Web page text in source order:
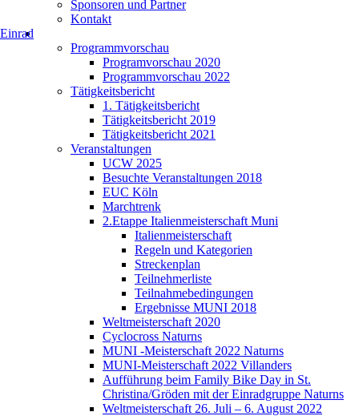
Sponsoren und Partner
Kontakt
Einrad
Programmvorschau
Programvorschau 2020
Programmvorschau 2022
Tätigkeitsbericht
1. Tätigkeitsbericht
Tätigkeitsbericht 2019
Tätigkeitsbericht 2021
Veranstaltungen
UCW 2025
Besuchte Veranstaltungen 2018
EUC Köln
Marchtrenk
2.Etappe Italienmeisterschaft Muni
Italienmeisterschaft
Regeln und Kategorien
Streckenplan
Teilnehmerliste
Teilnahmebedingungen
Ergebnisse MUNI 2018
Weltmeisterschaft 2020
Cyclocross Naturns
MUNI -Meisterschaft 2022 Naturns
MUNI-Meisterschaft 2022 Villanders
Aufführung beim Family Bike Day in St.
Christina/Gröden mit der Einradgruppe Naturns
Weltmeisterschaft 26. Juli – 6. August 2022